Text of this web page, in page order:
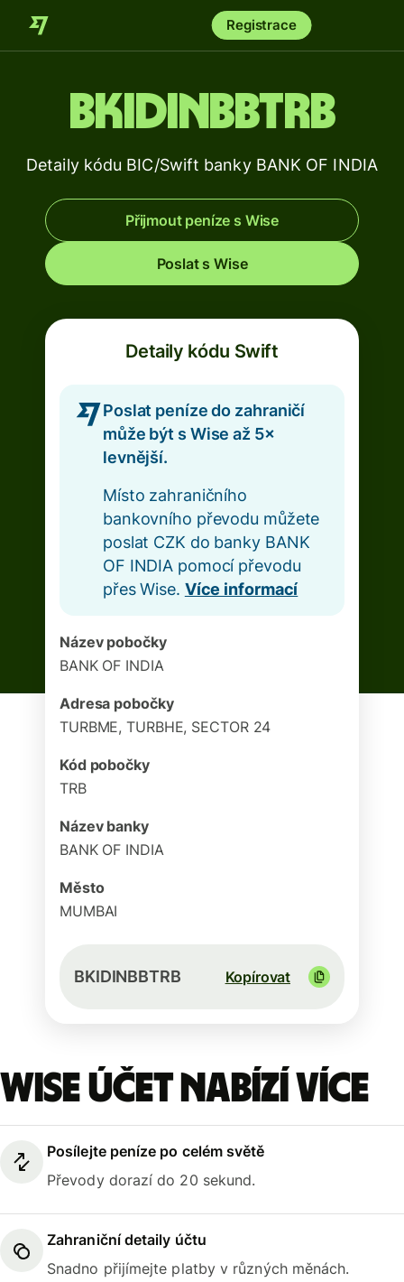
Registrace
BKIDINBBTRB
Detaily kódu BIC/Swift banky BANK OF INDIA
Přijmout peníze s Wise
Poslat s Wise
Detaily kódu Swift
Poslat peníze do zahraničí
může být s Wise až 5×
levnější.
Místo zahraničního
bankovního převodu můžete
poslat CZK do banky BANK
OF INDIA pomocí převodu
přes Wise. Více informací
Název pobočky
BANK OF INDIA
Adresa pobočky
TURBME, TURBHE, SECTOR 24
Kód pobočky
TRB
Název banky
BANK OF INDIA
Město
MUMBAI
BKIDINBBTRB Kopírovat
Wise účet nabízí více
Posílejte peníze po celém světě
Převody dorazí do 20 sekund.
Zahraniční detaily účtu
Snadno přijímejte platby v různých měnách.